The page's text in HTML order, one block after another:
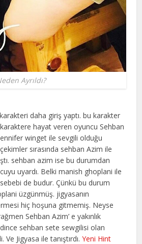
Ayrıldı?
daha giriş yaptı. bu karakter
hayat veren oyuncu Sehban
winget ile sevgili olduğu
sırasında sehban Azim ile
sehban azim ise bu durumdan
uyardı. Belki manish ghoplani ile
de budur. Çünkü bu durum
üzgünmüş. jigyasanın
hiç hoşuna gitmemiş. Neyse
Sehban Azim’ e yakınlık
sehban sete sewgilisi olan
Jigyasa ile tanıştırdı.Yeni Hint